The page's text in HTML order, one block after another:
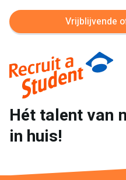
Vrijblijvende
Hét talent van
in huis!